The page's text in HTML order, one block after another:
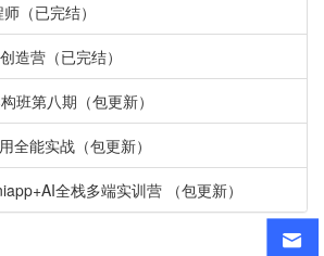
（已完结）
造营（已完结）
班第八期（包更新）
全能实战（包更新）
全栈多端实训营 （包更新）